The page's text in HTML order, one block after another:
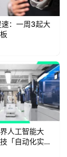
：一周3起大
人工智能大
「自动化实验
发突破时空瓶